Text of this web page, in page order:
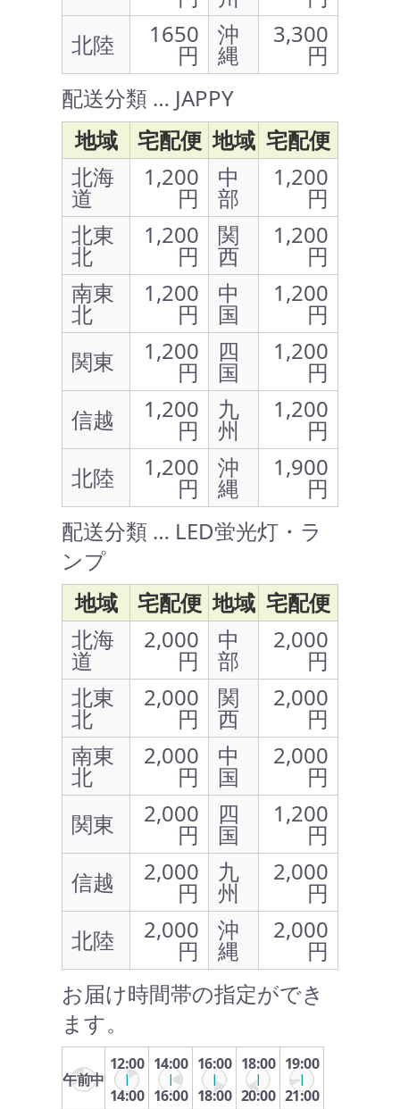
北陸
1650
円
沖
縄
3,300
円
配送分類 … JAPPY
地域
宅配便 地域 宅配便
北海
道
1,200
円
中
部
1,200
円
北東
北
1,200
円
関
西
1,200
円
南東
北
1,200
円
中
国
1,200
円
関東
1,200
円
四
国
1,200
円
信越
1,200
円
九
州
1,200
円
北陸
1,200
円
沖
縄
1,900
円
配送分類 … LED蛍光灯・ラ
ンプ
地域
宅配便 地域 宅配便
北海
道
2,000
円
中
部
2,000
円
北東
北
2,000
円
関
西
2,000
円
南東
北
2,000
円
中
国
2,000
円
関東
2,000
円
四
国
1,200
円
信越
2,000
円
九
州
2,000
円
北陸
2,000
円
沖
縄
2,000
円
お届け時間帯の指定ができ
ます。
午前中
12:00
14:00
14:00
16:00
16:00
18:00
18:00
20:00
19:00
21:00